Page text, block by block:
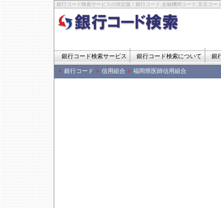
銀行コード検索サービスの決定版！銀行コード,金融機関コード,支店コー
銀行コード検索サービス 銀行コード検索について 銀
銀行コード 信用組合 福岡県医師信用組合